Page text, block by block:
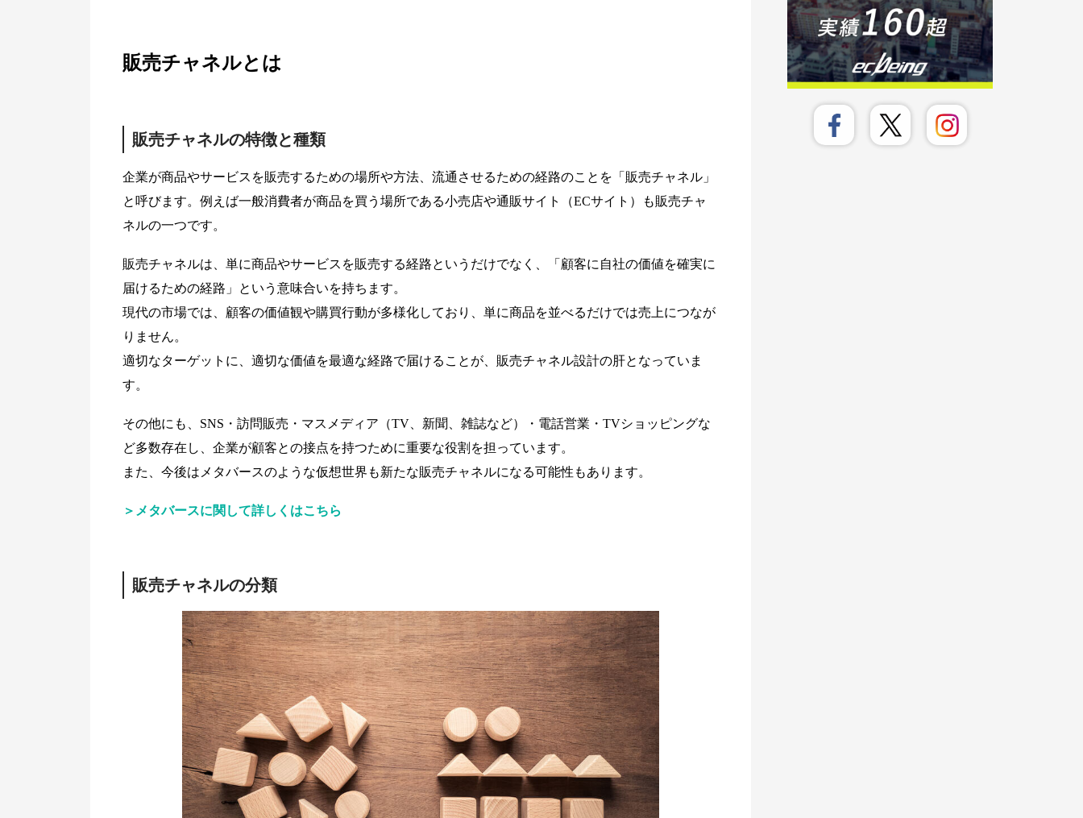
販売チャネルとは
販売チャネルの特徴と種類
企業が商品やサービスを販売するための場所や方法、流通させるための経路のことを「販売チャネル」
と呼びます。例えば一般消費者が商品を買う場所である小売店や通販サイト（ECサイト）も販売チャ
ネルの一つです。
販売チャネルは、単に商品やサービスを販売する経路というだけでなく、「顧客に自社の価値を確実に
届けるための経路」という意味合いを持ちます。
現代の市場では、顧客の価値観や購買行動が多様化しており、単に商品を並べるだけでは売上につなが
りません。
適切なターゲットに、適切な価値を最適な経路で届けることが、販売チャネル設計の肝となっていま
す。
その他にも、SNS・訪問販売・マスメディア（TV、新聞、雑誌など）・電話営業・TVショッピングな
ど多数存在し、企業が顧客との接点を持つために重要な役割を担っています。
また、今後はメタバースのような仮想世界も新たな販売チャネルになる可能性もあります。
＞メタバースに関して詳しくはこちら
販売チャネルの分類